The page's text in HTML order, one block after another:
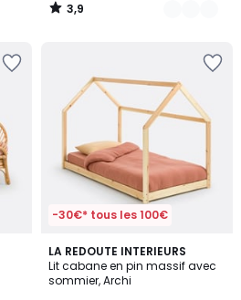
3,9
/
-30€* tous les 100€
LA REDOUTE INTERIEURS
Lit cabane en pin massif avec
sommier, Archi
5
/
5